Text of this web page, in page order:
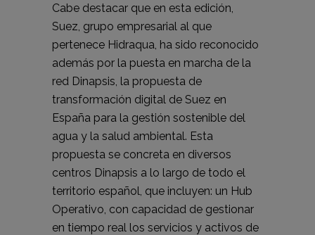
Cabe destacar que en esta edición,
Suez, grupo empresarial al que
pertenece Hidraqua, ha sido reconocido
además por la puesta en marcha de la
red Dinapsis, la propuesta de
transformación digital de Suez en
España para la gestión sostenible del
agua y la salud ambiental. Esta
propuesta se concreta en diversos
centros Dinapsis a lo largo de todo el
territorio español, que incluyen: un Hub
Operativo, con capacidad de gestionar
en tiempo real los servicios y activos de